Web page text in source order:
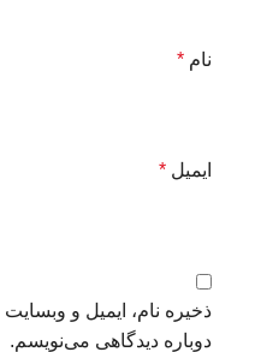
نام *
ایمیل *
ذخیره نام، ایمیل و
دوباره دیدگاهی می‌نویسم.